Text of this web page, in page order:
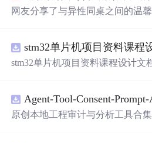
网友分享了与异性同桌之间的温
stm32单片机项目资料课程设计文
原创本地工程审计与分析工具合